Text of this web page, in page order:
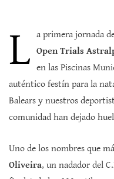
L a primera jornada
Open Trials
en las Piscinas
auténtico festín para la
Balears y nuestros
comunidad han dejado
Uno de los nombres que
Oliveira, un nadador del